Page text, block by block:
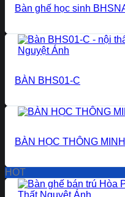
Bàn ghế học sinh
BÀN BHS01-C
BÀN HỌC THÔNG
HOT